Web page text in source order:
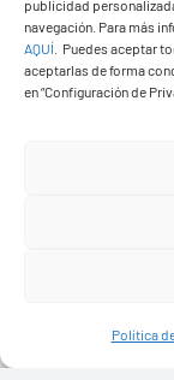
publicidad
navegación. Para más
AQUÍ
Puedes aceptar
aceptarlas de forma
en “Configuración de
Política
35570 – Yaiza
Tel:928 83 62
©